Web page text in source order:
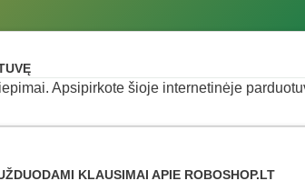
Apsipirkote šioje internetinėje
KLAUSIMAI APIE ROBOSHOP.LT